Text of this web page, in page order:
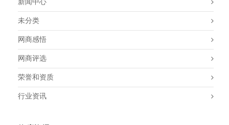
新闻中心
未分类
网商感悟
网商评选
荣誉和资质
行业资讯